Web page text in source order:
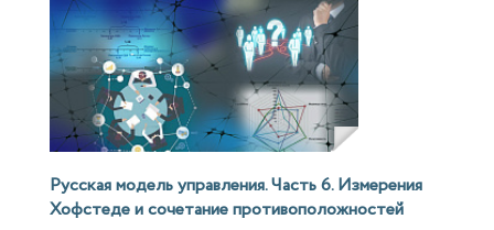
Русская модель управления. Часть 6. Измерения
Хофстеде и сочетание противоположностей